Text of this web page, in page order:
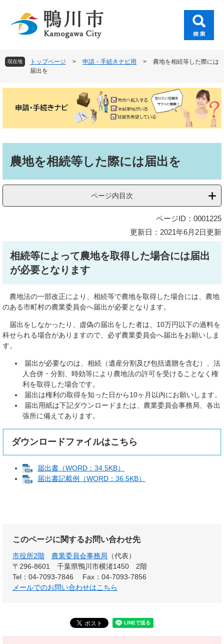
頭
で
。
飛
ば
て
現在地 トップページ > 申請・手続きナビ用 >
農地を相続等した際には
届出を
農地を相続等した際には届出を
ページ内目次
ページID：0001225
更新日：2021年6月2日更新
相続等によって農地を取得した場合には届出
が必要となります
農地法の一部改正により、相続等で農地を取得した場合には、農地
のある市町村の農業委員会へ届出が必要となります。
届出をしなかったり、虚偽の届出をした者は、10万円以下の過料を
科せられる場合がありますので、必ず農業委員会へ届出をお願いしま
す。
届出が必要なのは、相続（遺産分割及び包括遺贈を含む）、法
人合併・分割、時効等により農地法の許可を受けることなく権
利を取得した場合です。
届出は権利の取得を知った日から10ヶ月以内にお願いします。
届出用紙は下記ダウンロードまたは、農業委員会事務局、各出
張所に備えてあります。
ダウンロードファイルはこちら
届出書（WORD：34.5KB）
届出書記載例（WORD：36.5KB）
このページに関するお問い合わせ先
市役所2階 農業委員会事務局 （代表）
〒296-8601
千葉県鴨川市横渚1450 2階
Tel：04-7093-7846
Fax：04-7093-7856
メールでのお問い合わせはこちら